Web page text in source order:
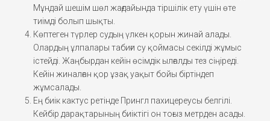
Мұндай шешім шөл жағдайында тіршілік ету үшін өте
тиімді болып шықты.
Көптеген түрлер судың үлкен қорын жинай алады.
Олардың ұлпалары табиғи су қоймасы секілді жұмыс
істейді. Жаңбырдан кейін өсімдік ылғалды тез сіңіреді.
Кейін жиналған қор ұзақ уақыт бойы біртіндеп
жұмсалады.
Ең биік кактус ретінде Прингл пахицереусы белгілі.
Кейбір дарақтарының биіктігі он тоғыз метрден асады.